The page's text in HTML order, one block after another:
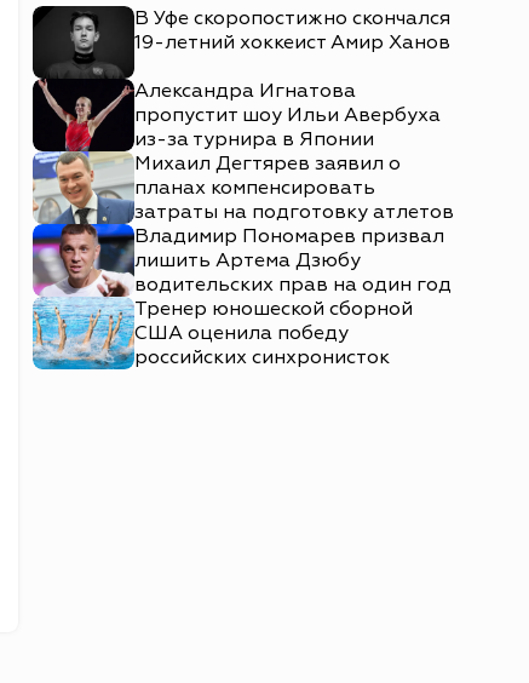
В Уфе скоропостижно скончался
19-летний хоккеист Амир Ханов
Александра Игнатова
пропустит шоу Ильи Авербуха
из-за турнира в Японии
Михаил Дегтярев заявил о
планах компенсировать
затраты на подготовку атлетов
Владимир Пономарев призвал
лишить Артема Дзюбу
водительских прав на один год
Тренер юношеской сборной
США оценила победу
российских синхронисток